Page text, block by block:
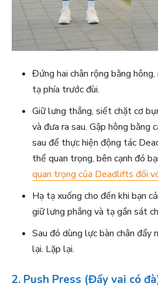
Đứng hai chân rộng bằng
tạ phía trước đùi.
Giữ lưng thẳng, siết chặt cơ
và đưa ra sau. Gập hông bằng
sau để thực hiện động tác
thể quan trọng, bên cạnh đó
quan trọng của Deadlifts đối
Hạ tạ xuống cho đến khi bạn
giữ lưng phẳng và tạ gần sát
Sau đó dùng lực bàn chân
lại. Lặp lại.
2. Push Press (Đẩy vai có